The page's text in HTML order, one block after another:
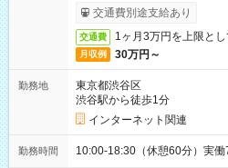
受取りサービス利用可（利用条
交通費別途支給あり
交通費 1ヶ月3万円を上限と
月収例 30万円～
勤務地
東京都渋谷区
渋谷駅から徒歩1分
インターネット関連
勤務時間 10:00-18:30（休憩60分）実